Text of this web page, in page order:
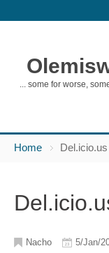
... some for worse,
Home Del.icio.us
Nacho 5/Jan/